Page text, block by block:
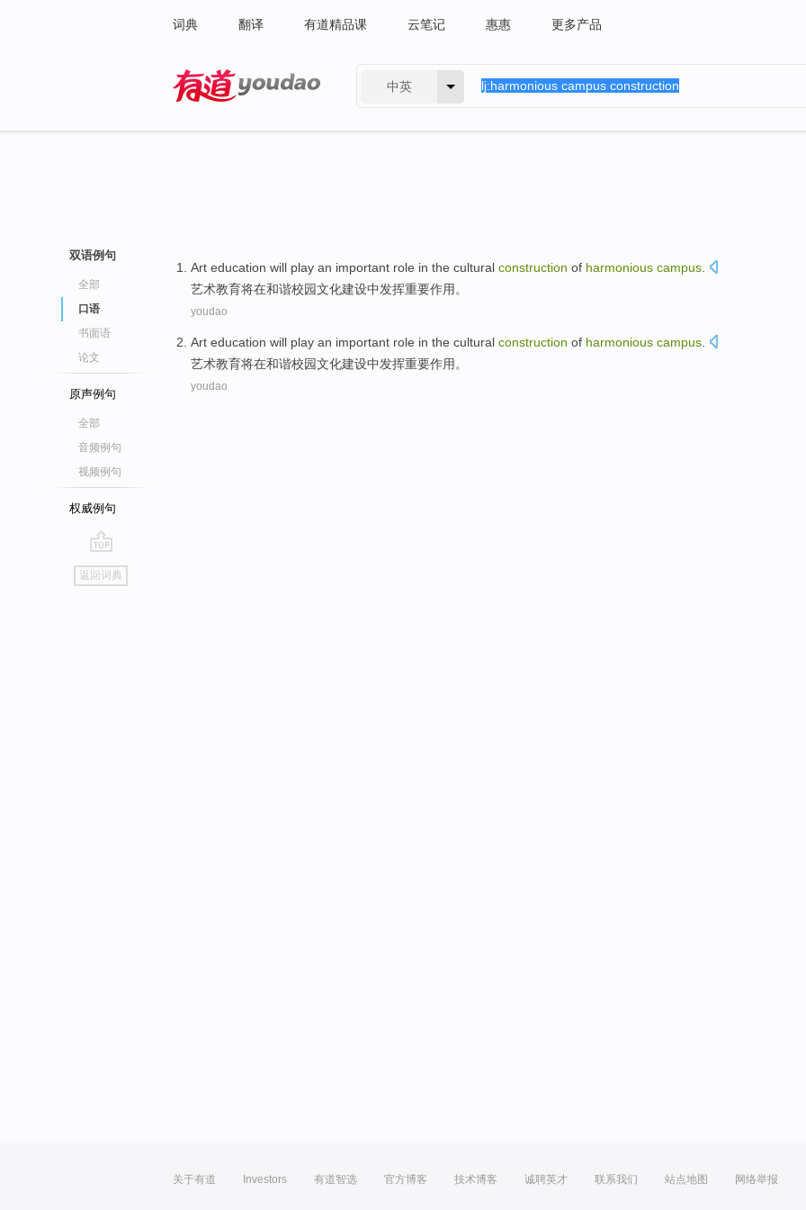
词典 翻译 有道精品课 云笔记 惠惠 更多产品
中英
双语例句
全部
口语
书面语
论文
原声例句
全部
音频例句
视频例句
权威例句
go
top
返回词典
Art education will play an important role in the cultural construction of harmonious campus
艺术教育将在和谐校园文化建设中发挥重要作用 。
youdao
Art education will play an important role in the cultural construction of harmonious campus
艺术教育将在和谐校园文化建设中发挥重要作用 。
youdao
关于有道 Investors 有道智选 官方博客 技术博客 诚聘英才 联系我们 站点地图 网络举报